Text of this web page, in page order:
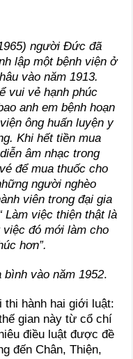
người Đức đã
lập một bệnh viện ở
vào năm 1913.
vui vẻ hạnh phúc
anh em bệnh hoạn
ông huấn luyện y
Khi hết tiền mua
âm nhạc trong
để mua thuốc cho
người nghèo
viên trong đại gia
Làm việc thiện thật là
đó mới làm cho
hơn”.
bình vào năm 1952.
thi hành hai giới luật:
gian này từ cổ chí
điều luật được đề
đến Chân, Thiện,